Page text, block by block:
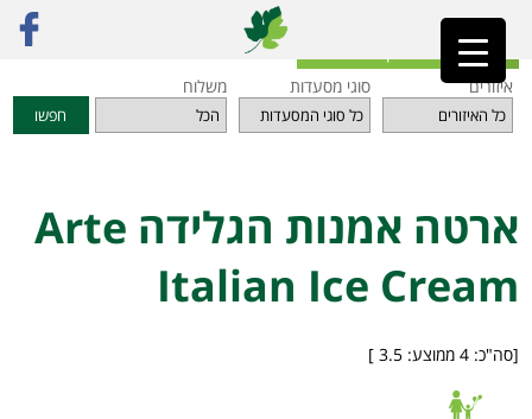
ראשי»מסעדות ארטה אמנות הגלידה Arte Italian Ice Cream
חזרה לאינדקס המסעדות
איזורים
סוגי מסעדות משלוח
חפשו
ארטה אמנות הגלידה Arte
Italian Ice Cream
[סה"כ: 4 ממוצע: 3.5
]